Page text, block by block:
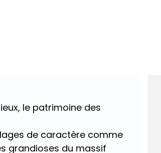
le patrimoine des
de caractère comme
grandioses du massif